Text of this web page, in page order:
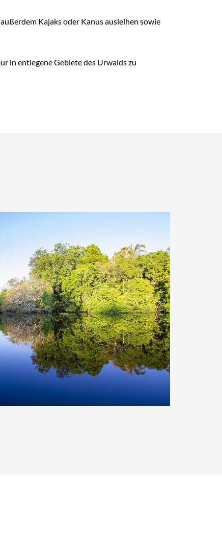
Kajaks oder Kanus ausleihen sowie
in entlegene Gebiete des Urwalds zu